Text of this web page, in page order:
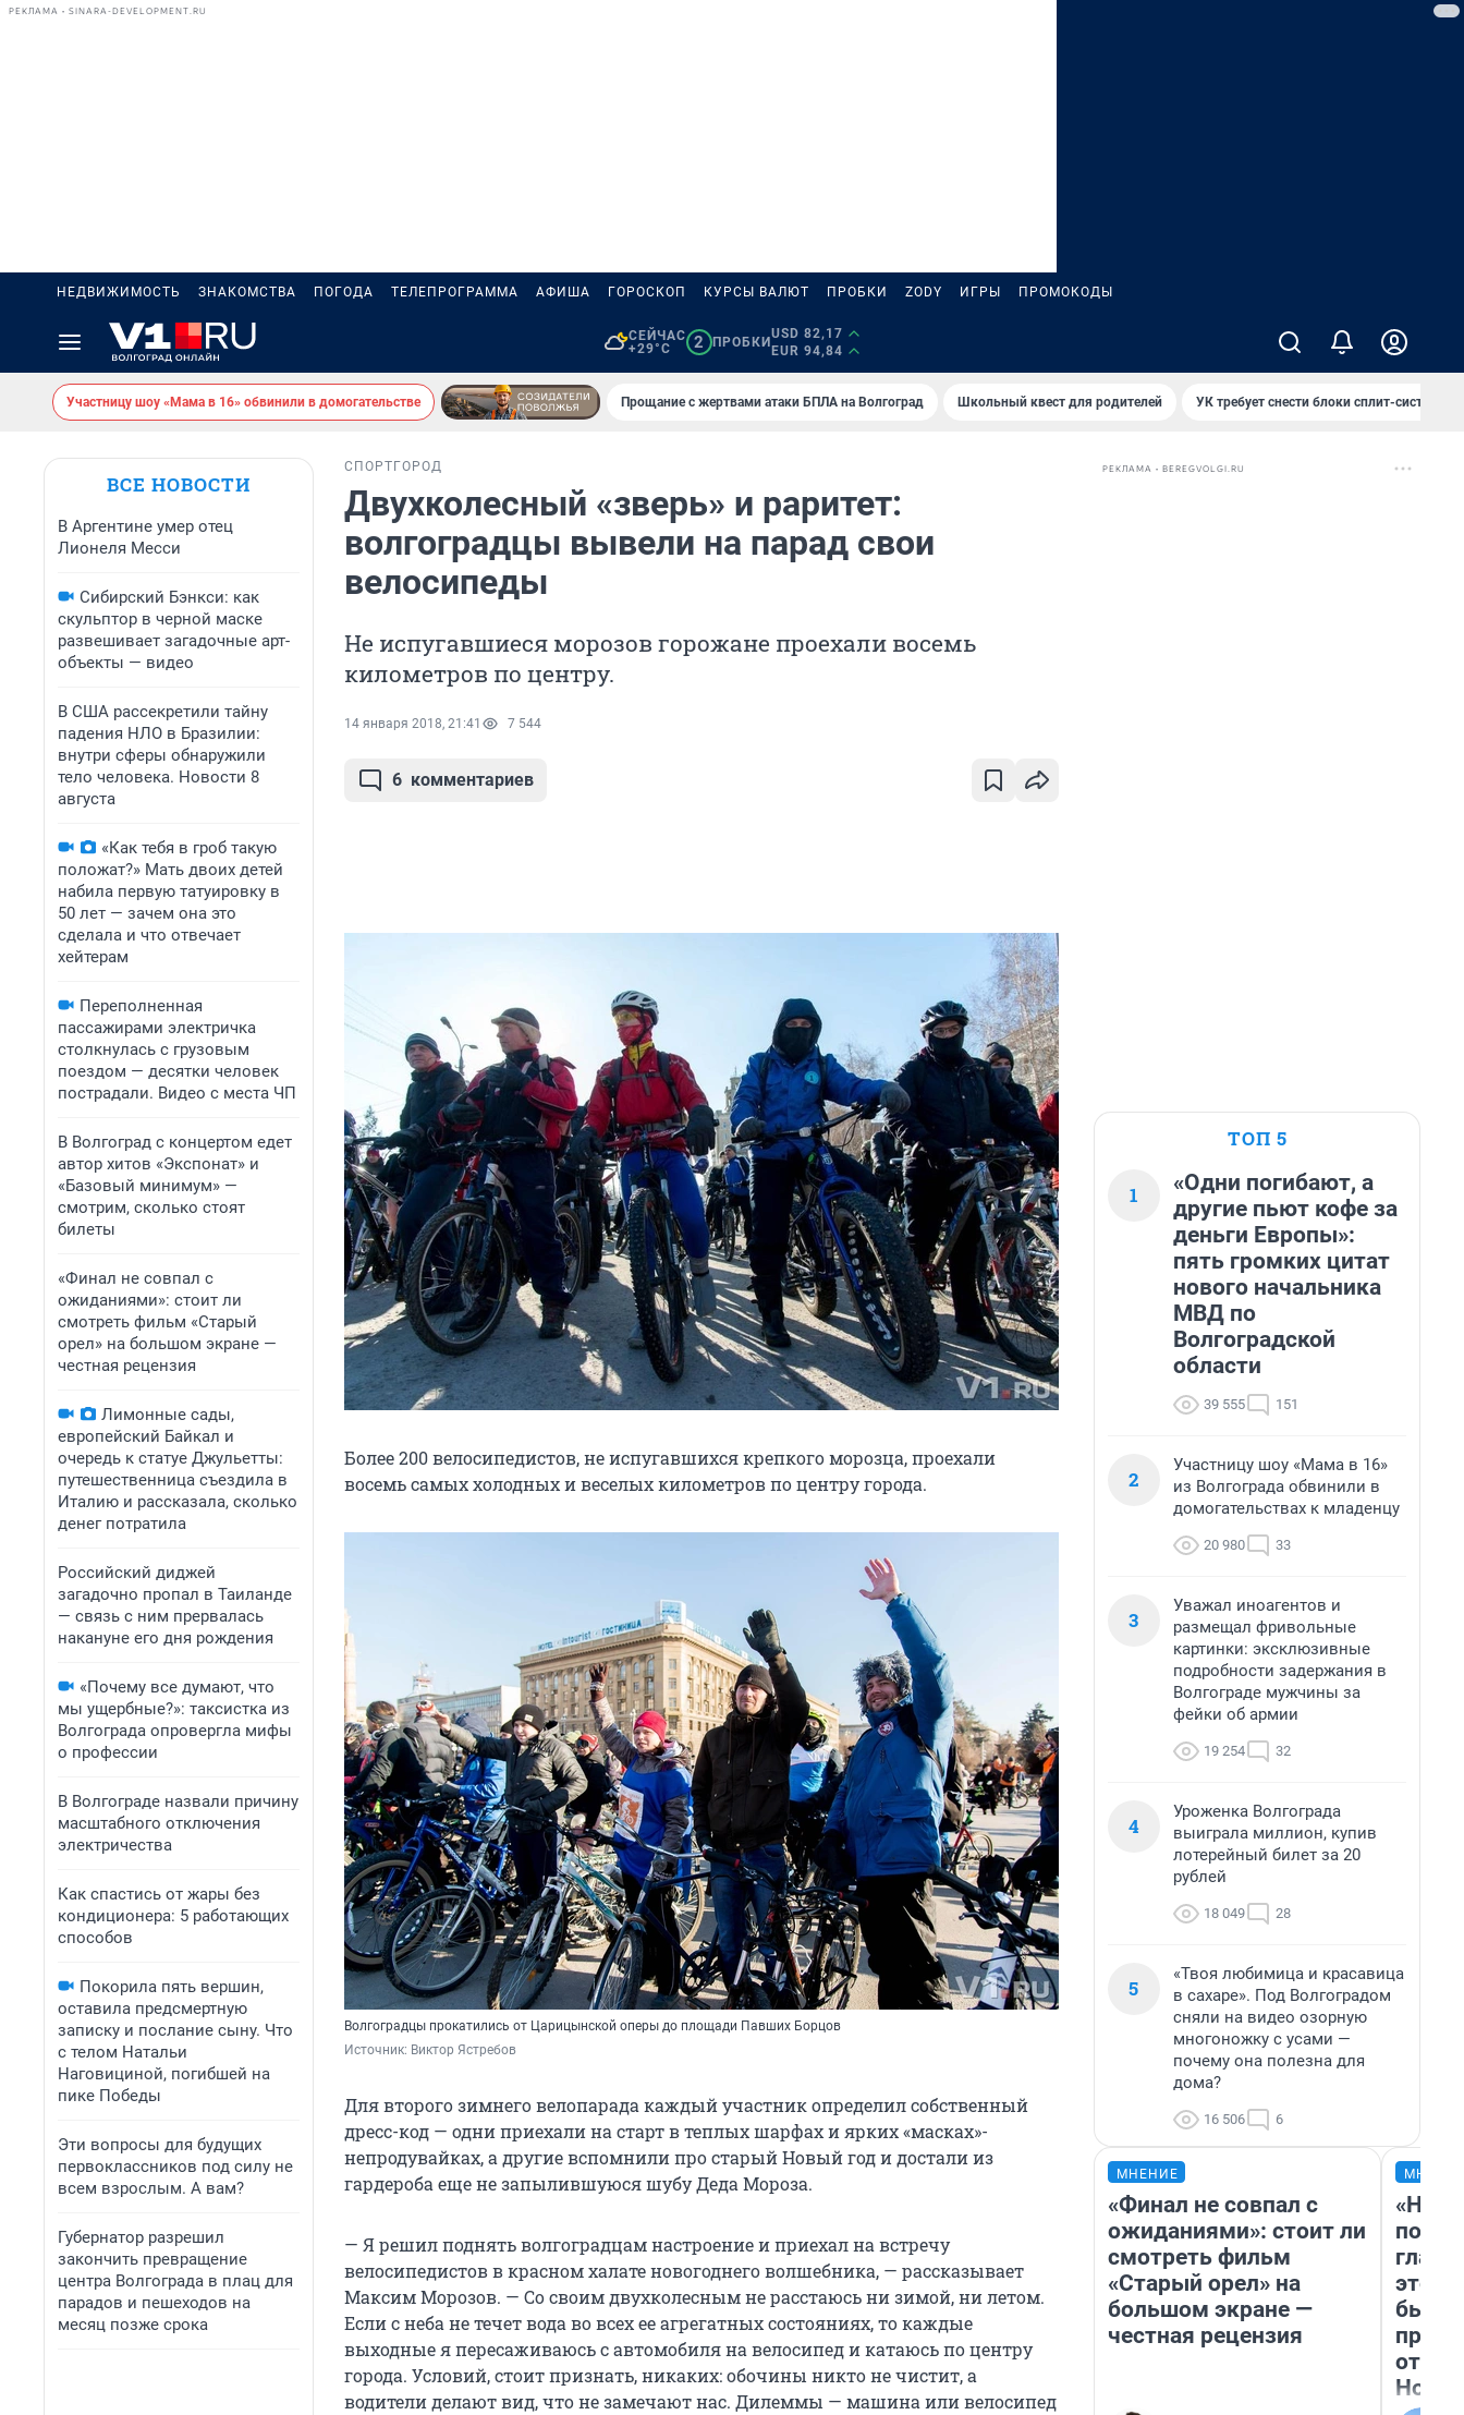
РЕКЛАМА • SINARA-DEVELOPMENT.RU
НЕДВИЖИМОСТЬ ЗНАКОМСТВА ПОГОДА ТЕЛЕПРОГРАММА АФИША ГОРОСКОП КУРСЫ ВАЛЮТ ПРОБКИ ZODY ИГРЫ ПРОМОКОДЫ
СЕЙЧАС
+29°C
2 ПРОБКИ
USD 82,17
EUR 94,84
Участницу шоу «Мама в 16» обвинили в домогательстве Прощание с жертвами атаки БПЛА на Волгоград Школьный квест для родителей УК требует снести блоки сплит-систем
ВСЕ НОВОСТИ
В Аргентине умер отец
Лионеля Месси
Сибирский Бэнкси: как
скульптор в черной маске
развешивает загадочные арт-
объекты — видео
В США рассекретили тайну
падения НЛО в Бразилии:
внутри сферы обнаружили
тело человека. Новости 8
августа
«Как тебя в гроб такую
положат?» Мать двоих детей
набила первую татуировку в
50 лет — зачем она это
сделала и что отвечает
хейтерам
Переполненная
пассажирами электричка
столкнулась с грузовым
поездом — десятки человек
пострадали. Видео с места ЧП
В Волгоград с концертом едет
автор хитов «Экспонат» и
«Базовый минимум» —
смотрим, сколько стоят
билеты
«Финал не совпал с
ожиданиями»: стоит ли
смотреть фильм «Старый
орел» на большом экране —
честная рецензия
Лимонные сады,
европейский Байкал и
очередь к статуе Джульетты:
путешественница съездила в
Италию и рассказала, сколько
денег потратила
Российский диджей
загадочно пропал в Таиланде
— связь с ним прервалась
накануне его дня рождения
«Почему все думают, что
мы ущербные?»: таксистка из
Волгограда опровергла мифы
о профессии
В Волгограде назвали причину
масштабного отключения
электричества
Как спастись от жары без
кондиционера: 5 работающих
способов
Покорила пять вершин,
оставила предсмертную
записку и послание сыну. Что
с телом Натальи
Наговициной, погибшей на
пике Победы
Эти вопросы для будущих
первоклассников под силу не
всем взрослым. А вам?
Губернатор разрешил
закончить превращение
центра Волгограда в плац для
парадов и пешеходов на
месяц позже срока
СПОРТ ГОРОД
Двухколесный «зверь» и раритет:
волгоградцы вывели на парад свои
велосипеды
Не испугавшиеся морозов горожане проехали восемь
километров по центру.
14 января 2018, 21:41 7 544
6 комментариев
Более 200 велосипедистов, не испугавшихся крепкого морозца, проехали
восемь самых холодных и веселых километров по центру города.
Волгоградцы прокатились от Царицынской оперы до площади Павших Борцов
Источник: Виктор Ястребов
Для второго зимнего велопарада каждый участник определил собственный
дресс-код — одни приехали на старт в теплых шарфах и ярких «масках»-
непродувайках, а другие вспомнили про старый Новый год и достали из
гардероба еще не запылившуюся шубу Деда Мороза.
— Я решил поднять волгоградцам настроение и приехал на встречу
велосипедистов в красном халате новогоднего волшебника, — рассказывает
Максим Морозов. — Со своим двухколесным не расстаюсь ни зимой, ни летом.
Если с неба не течет вода во всех ее агрегатных состояниях, то каждые
выходные я пересаживаюсь с автомобиля на велосипед и катаюсь по центру
города. Условий, стоит признать, никаких: обочины никто не чистит, а
водители делают вид, что не замечают нас. Дилеммы — машина или велосипед
РЕКЛАМА • BEREGVOLGI.RU
ТОП 5
1
«Одни погибают, а
другие пьют кофе за
деньги Европы»:
пять громких цитат
нового начальника
МВД по
Волгоградской
области
39 555 151
2
Участницу шоу «Мама в 16»
из Волгограда обвинили в
домогательствах к младенцу
20 980 33
3
Уважал иноагентов и
размещал фривольные
картинки: эксклюзивные
подробности задержания в
Волгограде мужчины за
фейки об армии
19 254 32
4
Уроженка Волгограда
выиграла миллион, купив
лотерейный билет за 20
рублей
18 049 28
5
«Твоя любимица и красавица
в сахаре». Под Волгоградом
сняли на видео озорную
многоножку с усами —
почему она полезна для
дома?
16 506 6
МНЕНИЕ
«Финал не совпал с
ожиданиями»: стоит ли
смотреть фильм
«Старый орел» на
большом экране —
честная рецензия
этого
бьет